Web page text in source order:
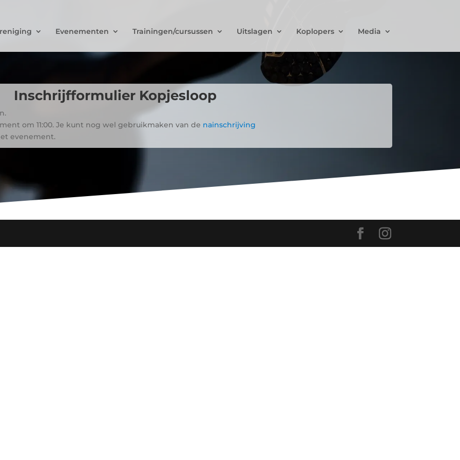
Evenementen Trainingen/cursussen Uitslagen Koplopers Media
InschrijfformulierKopjesloop
om 11:00. Je kunt nog wel gebruikmaken van de nainschrijving
evenement.